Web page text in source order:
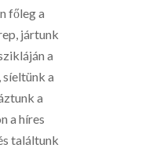
főleg a
jártunk
a
a
a
a híres
találtunk